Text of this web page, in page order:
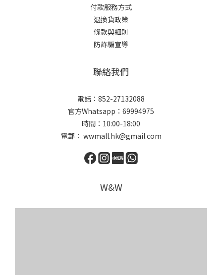
付款服務方式
退換貨政策
條款與細則
防詐騙宣導
聯絡我們
電話：852-27132088
官方Whatsapp：69994975
時間：10:00-18:00
電郵： wwmall.hk@gmail.com
W&W